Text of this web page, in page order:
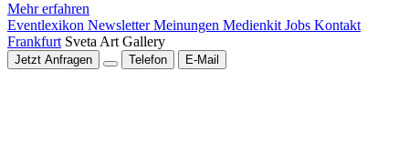
Mehr erfahren
Eventlexikon NewsletterMeinungen Medienkit Jobs Kontakt
Frankfurt Sveta Art Gallery
Jetzt Anfragen Telefon E-Mail